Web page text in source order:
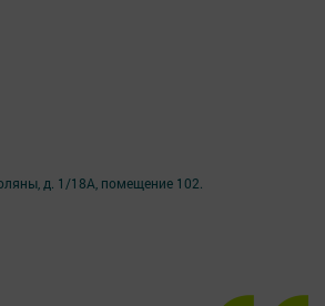
д. 1/18А, помещение 102.